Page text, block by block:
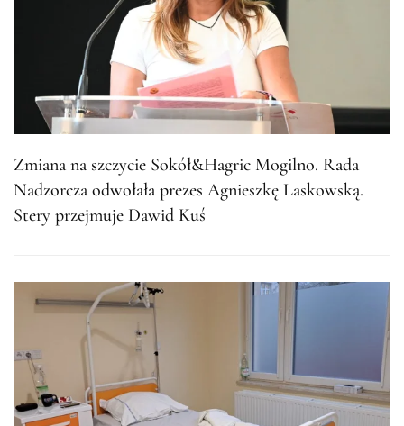
Zmiana na szczycie Sokół&Hagric Mogilno. Rada
Nadzorcza odwołała prezes Agnieszkę Laskowską.
Stery przejmuje Dawid Kuś